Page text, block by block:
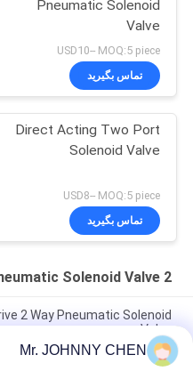
Pneumatic Solenoid
Valve
USD10-- MOQ:5 piece
تماس بگیرید
Direct Acting Two Port
Solenoid Valve
USD8-- MOQ:5 piece
تماس بگیرید
2 Way Pneumatic Solenoid Valve
2 Way Pneumatic Solenoid
Valve
Mr. JOHNNY CHEN